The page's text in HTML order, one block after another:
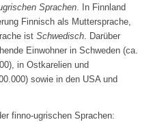
Sprachen. In Finnland
Finnisch als Muttersprache,
ist Schwedisch. Darüber
Einwohner in Schweden (ca.
in Ostkarelien und
sowie in den USA und
finno-ugrischen Sprachen: